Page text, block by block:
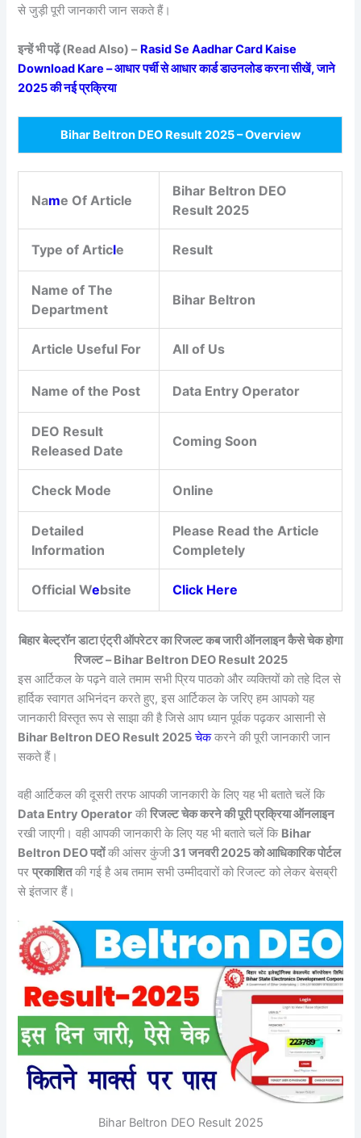
से जुड़ी पूरी जानकारी जान सकते हैं।
इन्हें भी पढ़ें (Read Also) – Rasid Se Aadhar Card Kaise
Download Kare – आधार पर्ची से आधार कार्ड डाउनलोड करना सीखें, जाने
2025 की नई प्रक्रिया
Bihar Beltron DEO Result 2025 – Overview
Name Of Article
Bihar Beltron DEO
Result 2025
Type of Article Result
Name of The
Department
Bihar Beltron
Article Useful For All of Us
Name of the Post Data Entry Operator
DEO Result
Released Date
Coming Soon
Check Mode Online
Detailed
Information
Please Read the Article
Completely
Official Website Click Here
बिहार बेल्ट्रॉन डाटा एंट्री ऑपरेटर का रिजल्ट कब जारी ऑनलाइन कैसे चेक होगा
रिजल्ट – Bihar Beltron DEO Result 2025
इस आर्टिकल के पढ़ने वाले तमाम सभी प्रिय पाठको और व्यक्तियों को तहे दिल से
हार्दिक स्वागत अभिनंदन करते हुए, इस आर्टिकल के जरिए हम आपको यह
जानकारी विस्तृत रूप से साझा की है जिसे आप ध्यान पूर्वक पढ़कर आसानी से
Bihar Beltron DEO Result 2025 चेककरने की पूरी जानकारी जान
सकते हैं।
वही आर्टिकल की दूसरी तरफ आपकी जानकारी के लिए यह भी बताते चलें कि
Data Entry Operator कीरिजल्ट चेक करने की पूरी प्रक्रिया ऑनलाइन
रखी जाएगी। वही आपकी जानकारी के लिए यह भी बताते चलें कि Bihar
Beltron DEO पदोंकी आंसर कुंजी31 जनवरी 2025 को आधिकारिक पोर्टल
परप्रकाशितकी गई है अब तमाम सभी उम्मीदवारों को रिजल्ट को लेकर बेसब्री
से इंतजार हैं।
Bihar Beltron DEO Result 2025